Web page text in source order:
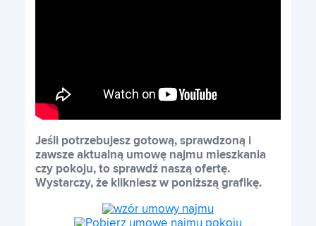
Jeśli potrzebujesz gotową, sprawdzoną i
zawsze aktualną umowę najmu mieszkania
czy pokoju, to sprawdź naszą ofertę.
Wystarczy, że klikniesz w poniższą grafikę.